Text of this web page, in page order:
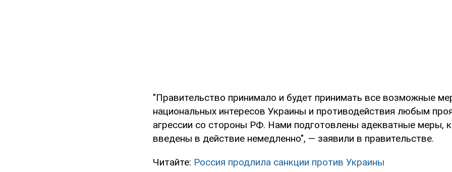
"Правительство принимало и будет принимать все возможные
национальных интересов Украины и противодействия любым
агрессии со стороны РФ. Нами подготовлены адекватные меры,
введены в действие немедленно", — заявили в правительстве.
Читайте: Россия продлила санкции против Украины